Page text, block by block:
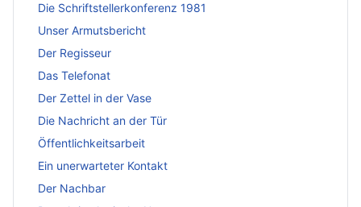
Die Schriftstellerkonferenz 1981
Unser Armutsbericht
Der Regisseur
Das Telefonat
Der Zettel in der Vase
Die Nachricht an der Tür
Öffentlichkeitsarbeit
Ein unerwarteter Kontakt
Der Nachbar